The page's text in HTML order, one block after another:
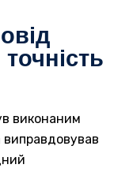
виконаним
виправдовував